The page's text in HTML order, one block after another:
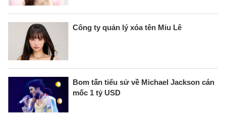
Công ty quản lý xóa tên Miu Lê
Bom tấn tiểu sử về Michael Jackson cán
mốc 1 tỷ USD